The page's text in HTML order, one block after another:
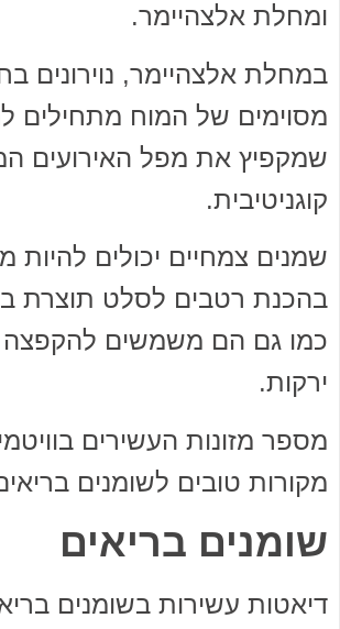
ומחלת אלצהיימר.
במחלת אלצהיימר, נוירונים
מסוימים של המוח מתחילים
שמקפיץ את מפל האירועים
קוגניטיבית.
שמנים צמחיים יכולים להיות
בהכנת רטבים לסלט תוצרת
כמו גם הם משמשים להקפצה
ירקות.
מקורות טובים לשומנים
שומנים בריאים
דיאטות עשירות בשומנים